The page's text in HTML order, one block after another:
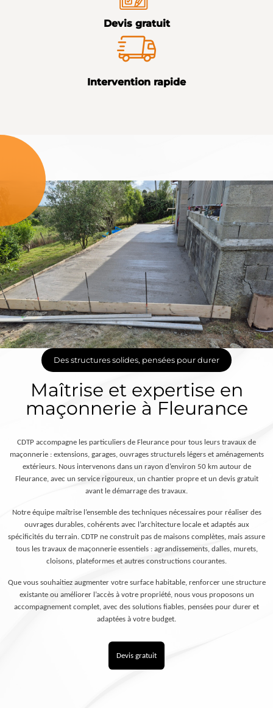
Devis gratuit
Intervention rapide
Des structures solides, pensées pour durer
Maîtrise et expertise en
maçonnerie à Fleurance
CDTP accompagne les particuliers de Fleurance pour tous leurs travaux de
maçonnerie : extensions, garages, ouvrages structurels légers et aménagements
extérieurs. Nous intervenons dans un rayon d’environ 50 km autour de
Fleurance, avec un service rigoureux, un chantier propre et un devis gratuit
avant le démarrage des travaux.
Notre équipe maîtrise l’ensemble des techniques nécessaires pour réaliser des
ouvrages durables, cohérents avec l’architecture locale et adaptés aux
spécificités du terrain. CDTP ne construit pas de maisons complètes, mais assure
tous les travaux de maçonnerie essentiels : agrandissements, dalles, murets,
cloisons, plateformes et autres constructions courantes.
Que vous souhaitiez augmenter votre surface habitable, renforcer une structure
existante ou améliorer l’accès à votre propriété, nous vous proposons un
accompagnement complet, avec des solutions fiables, pensées pour durer et
adaptées à votre budget.
Devis gratuit